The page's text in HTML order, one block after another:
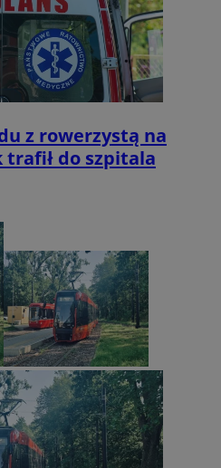
z rowerzystą na
trafił do szpitala